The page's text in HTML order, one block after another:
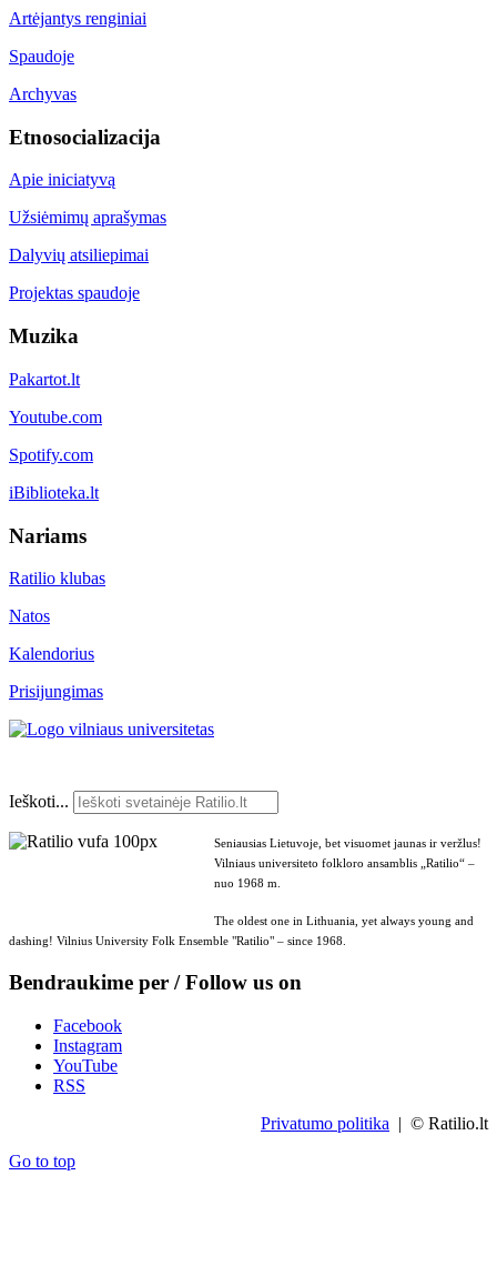
Artėjantys renginiai
Spaudoje
Archyvas
Etnosocializacija
Apie iniciatyvą
Užsiėmimų aprašymas
Dalyvių atsiliepimai
Projektas spaudoje
Muzika
Pakartot.lt
Youtube.com
Spotify.com
iBiblioteka.lt
Nariams
Ratilio klubas
Natos
Kalendorius
Prisijungimas
Ieškoti...
Seniausias Lietuvoje, bet visuomet jaunas ir veržlus!
Vilniaus universiteto folkloro ansamblis „Ratilio“ –
nuo 1968 m.
The oldest one in Lithuania, yet always young and
dashing! Vilnius University Folk Ensemble "Ratilio" – since 1968.
Bendraukime per / Follow us on
Facebook
Instagram
YouTube
RSS
Privatumo politika | © Ratilio.lt
Go to top